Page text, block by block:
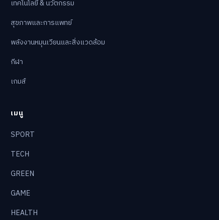
เทคโนโลยี & นวัตกรรม
สุขภาพและการแพทย์
พลังงานหมุนเวียนและสิ่งแวดล้อม
กีฬา
เกมส์
เมนู
SPORT
TECH
GREEN
GAME
HEALTH